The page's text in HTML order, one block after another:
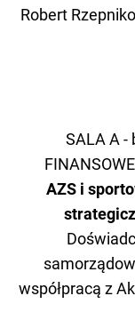
Robert
SALA A -
AZS i
współpracą z